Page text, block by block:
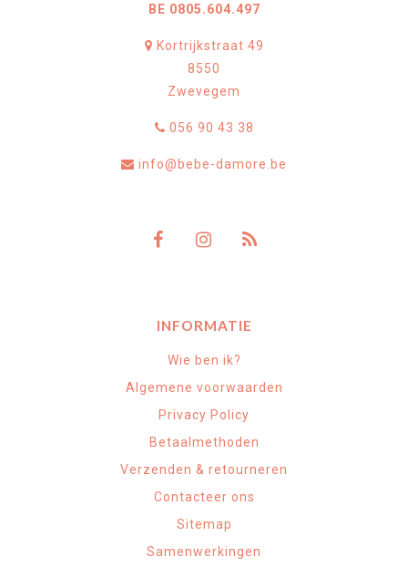
BE 0805.604.497
Kortrijkstraat 49
8550
Zwevegem
056 90 43 38
info@bebe-damore.be
INFORMATIE
Wie ben ik?
Algemene voorwaarden
Privacy Policy
Betaalmethoden
Verzenden & retourneren
Contacteer ons
Sitemap
Samenwerkingen